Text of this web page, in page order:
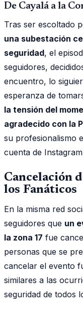
De Cayalá a la
Tras ser escoltado
una subestación
seguridad, el
seguidores,
encuentro, lo
esperanza de
la tensión del
agradecido con la
su profesionalismo
cuenta de
Cancelación
los Fanáticos
En la misma red
seguidores que un
la zona 17 fue
personas que se
cancelar el evento
similares a las
seguridad de todos